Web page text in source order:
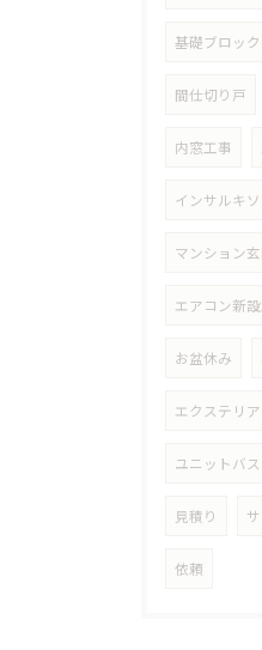
基礎ブロッ
間仕切り戸
内窓工事
インサルキ
マンション
エアコン新
お盆休み
エクステリア
ユニットバス
見積り
依頼